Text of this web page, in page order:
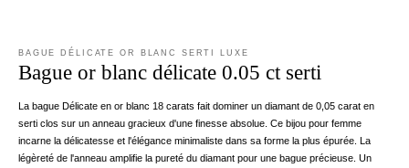
BAGUE DÉLICATE OR BLANC SERTI LUXE
Bague or blanc délicate 0.05 ct serti
La bague Délicate en or blanc 18 carats fait dominer un diamant de 0,05 carat en
serti clos sur un anneau gracieux d'une finesse absolue. Ce bijou pour femme
incarne la délicatesse et l'élégance minimaliste dans sa forme la plus épurée. La
légèreté de l'anneau amplifie la pureté du diamant pour une bague précieuse. Un